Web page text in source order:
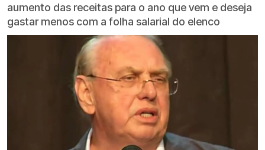
aumento das receitas para o ano que vem e deseja
gastar menos com a folha salarial do elenco